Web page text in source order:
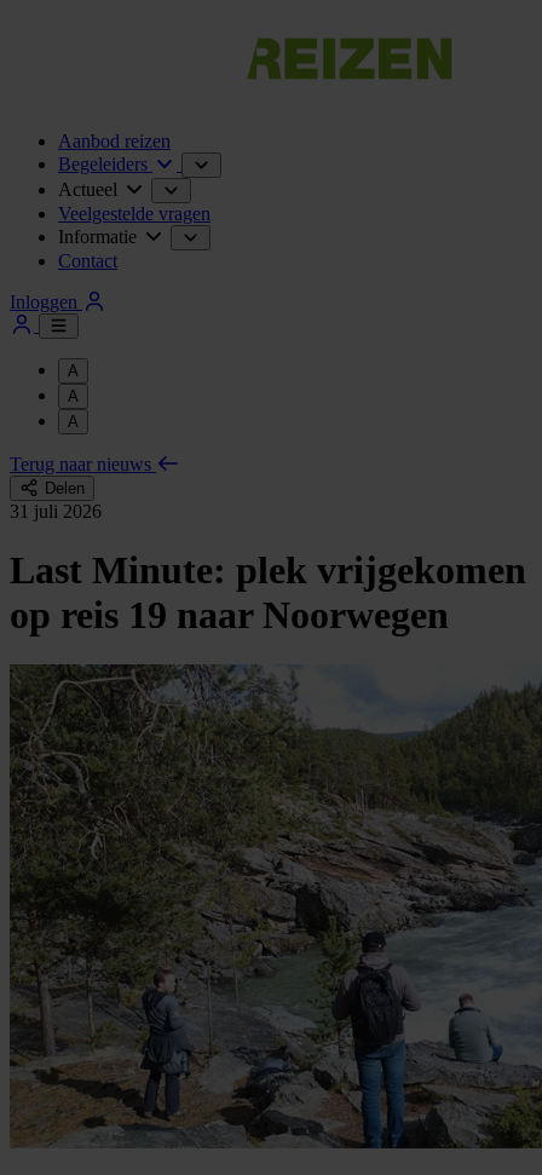
Aanbod reizen
Begeleiders
Actueel
Veelgestelde vragen
Informatie
Contact
Inloggen
A
A
A
Terug naar nieuws
Delen
31 juli 2026
Last Minute: plek vrijgekomen
op reis 19 naar Noorwegen